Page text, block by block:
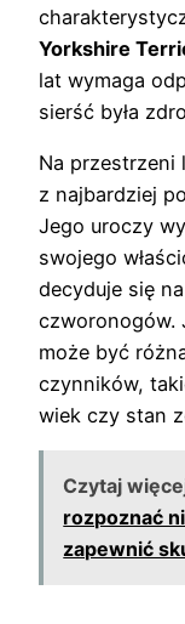
Yorkshire
lat wymaga
sierść była
Na przestrzeni
z najbardziej
Jego uroczy
swojego
decyduje się
czworonogów.
może być
czynników,
wiek czy stan
Czytaj
rozpoznać
zapewnić